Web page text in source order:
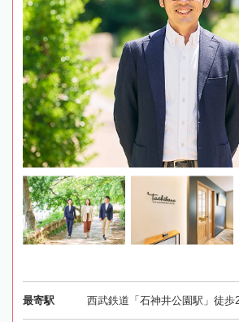
最寄駅 西武鉄道「石神井公園駅」徒歩